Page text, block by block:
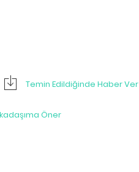
Temin Edildiğinde Haber Ver
Öner